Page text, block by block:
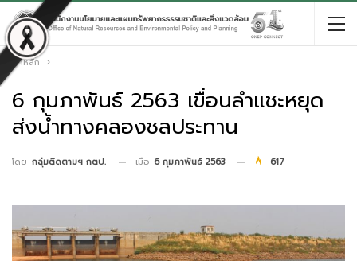
หน้าหลัก
6 กุมภาพันธ์ 2563 เขื่อนลำแชะหยุด
ส่งน้ำทางคลองชลประทาน
โดย กลุ่มติดตามฯ กตป. เมื่อ 6 กุมภาพันธ์ 2563 617